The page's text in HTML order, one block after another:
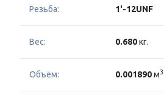
Резьба: 1'-12UNF
Вес: 0.680кг.
Объём: 0.001890м3